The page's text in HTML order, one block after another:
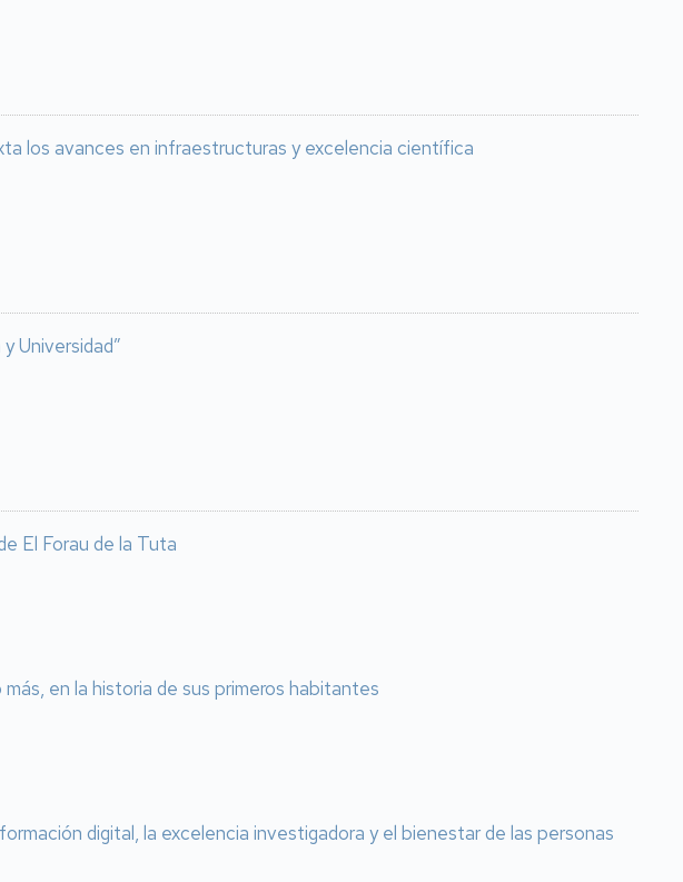
los avances en infraestructuras y excelencia científica
Universidad”
El Forau de la Tuta
en la historia de sus primeros habitantes
digital, la excelencia investigadora y el bienestar de las personas